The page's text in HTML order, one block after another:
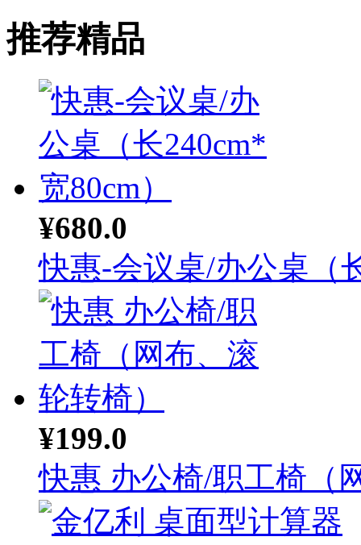
推荐精品
¥680.0
快惠-会议桌/办公桌（
¥199.0
快惠 办公椅/职工椅（